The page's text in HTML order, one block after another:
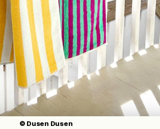
© Dusen Dusen